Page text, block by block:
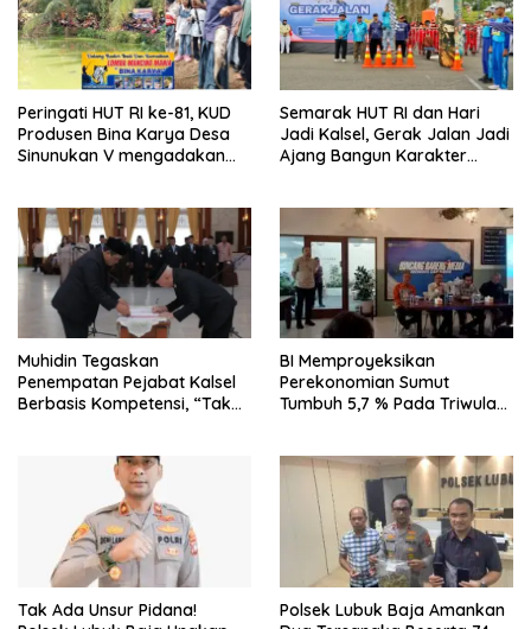
Peringati HUT RI ke-81, KUD
Produsen Bina Karya Desa
Sinunukan V mengadakan
Semarak HUT RI dan Hari
Jadi Kalsel, Gerak Jalan Jadi
Ajang Bangun Karakter
Muhidin Tegaskan
Penempatan Pejabat Kalsel
Berbasis Kompetensi, “Tak
BI Memproyeksikan
Perekonomian Sumut
Tumbuh 5,7 % Pada Triwulan
Tak Ada Unsur Pidana!
Polsek Lubuk Baja Amankan